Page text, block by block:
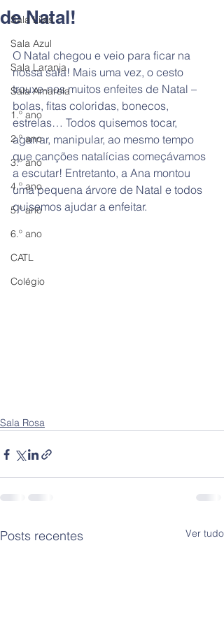
Sala Lilás
Sala Azul
Sala Laranja
Sala Amarela
1.º ano
2.º ano
3.º ano
4.º ano
5.º ano
6.º ano
CATL
Colégio
de Natal!
O Natal chegou e veio para ficar na
nossa sala! Mais uma vez, o cesto
trouxe-nos muitos enfeites de Natal –
bolas, fitas coloridas, bonecos,
estrelas… Todos quisemos tocar,
agarrar, manipular, ao mesmo tempo
que canções natalícias começávamos
a escutar! Entretanto, a Ana montou
uma pequena árvore de Natal e todos
quisemos ajudar a enfeitar.
Sala Rosa
Posts recentes Ver tudo